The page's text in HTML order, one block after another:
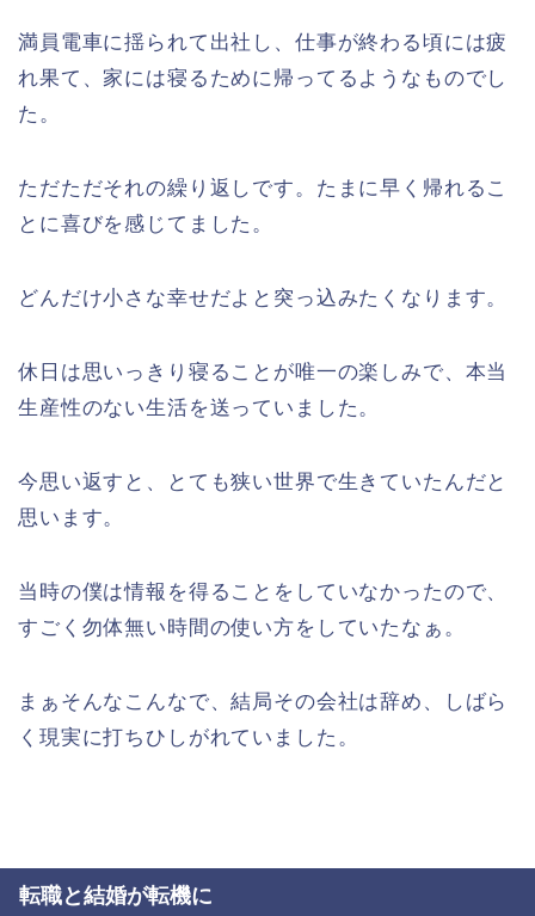
満員電車に揺られて出社し、仕事が終わる頃には疲
れ果て、家には寝るために帰ってるようなものでし
た。
ただただそれの繰り返しです。たまに早く帰れるこ
とに喜びを感じてました。
どんだけ小さな幸せだよと突っ込みたくなります。
休日は思いっきり寝ることが唯一の楽しみで、本当
生産性のない生活を送っていました。
今思い返すと、とても狭い世界で生きていたんだと
思います。
当時の僕は情報を得ることをしていなかったので、
すごく勿体無い時間の使い方をしていたなぁ。
まぁそんなこんなで、結局その会社は辞め、しばら
く現実に打ちひしがれていました。
転職と結婚が転機に